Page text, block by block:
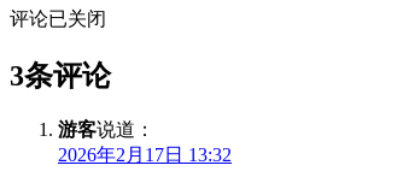
评论已关闭
3条评论
游客说道：
2026年2月17日 13:32